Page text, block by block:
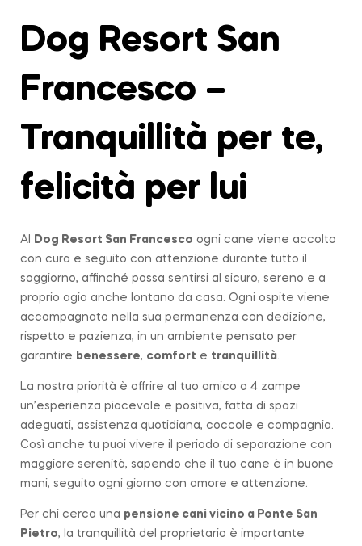
Dog Resort San
Francesco –
Tranquillità per te,
felicità per lui
Al Dog Resort San Francesco ogni cane viene accolto
con cura e seguito con attenzione durante tutto il
soggiorno, affinché possa sentirsi al sicuro, sereno e a
proprio agio anche lontano da casa. Ogni ospite viene
accompagnato nella sua permanenza con dedizione,
rispetto e pazienza, in un ambiente pensato per
garantire benessere, comfort e tranquillità
La nostra priorità è offrire al tuo amico a 4 zampe
un’esperienza piacevole e positiva, fatta di spazi
adeguati, assistenza quotidiana, coccole e compagnia.
Così anche tu puoi vivere il periodo di separazione con
maggiore serenità, sapendo che il tuo cane è in buone
mani, seguito ogni giorno con amore e attenzione.
Per chi cerca una pensione cani vicino a Ponte San
Pietro, la tranquillità del proprietario è importante